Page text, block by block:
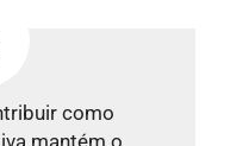
como
mantém o